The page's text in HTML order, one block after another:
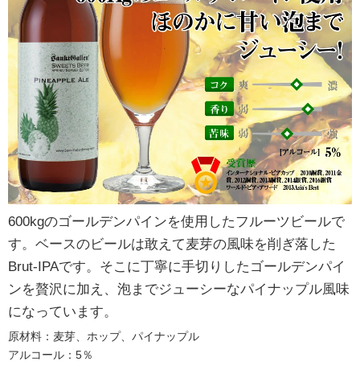
600kgのゴールデンパインを使用したフルーツビールで
す。ベースのビールは敢えて麦芽の風味を削ぎ落した
Brut-IPAです。そこに丁寧に手切りしたゴールデンパイ
ンを贅沢に加え、泡までジューシーなパイナップル風味
になっています。
原材料：麦芽、ホップ、パイナップル
アルコール：5％